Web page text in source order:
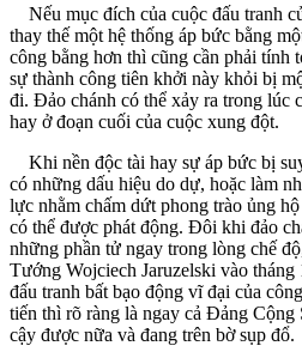
Nếu mục đích của cuộc đấu tranh
thay thế một hệ thống áp bức bằng
công bằng hơn thì cũng cần phải tính
sự thành công tiên khởi này khỏi bị
đi. Đảo chánh có thể xảy ra trong lúc
hay ở đoạn cuối của cuộc xung đột.
Khi nền độc tài hay sự áp bức bị
có những dấu hiệu do dự, hoặc làm
lực nhằm chấm dứt phong trào ủng
có thể được phát động. Đôi khi đảo
những phần tử ngay trong lòng chế
Tướng Wojciech Jaruzelski vào
đấu tranh bất bạo động vĩ đại của
tiến thì rõ ràng là ngay cả Đảng Cộng
cậy được nữa và đang trên bờ sụp đổ.